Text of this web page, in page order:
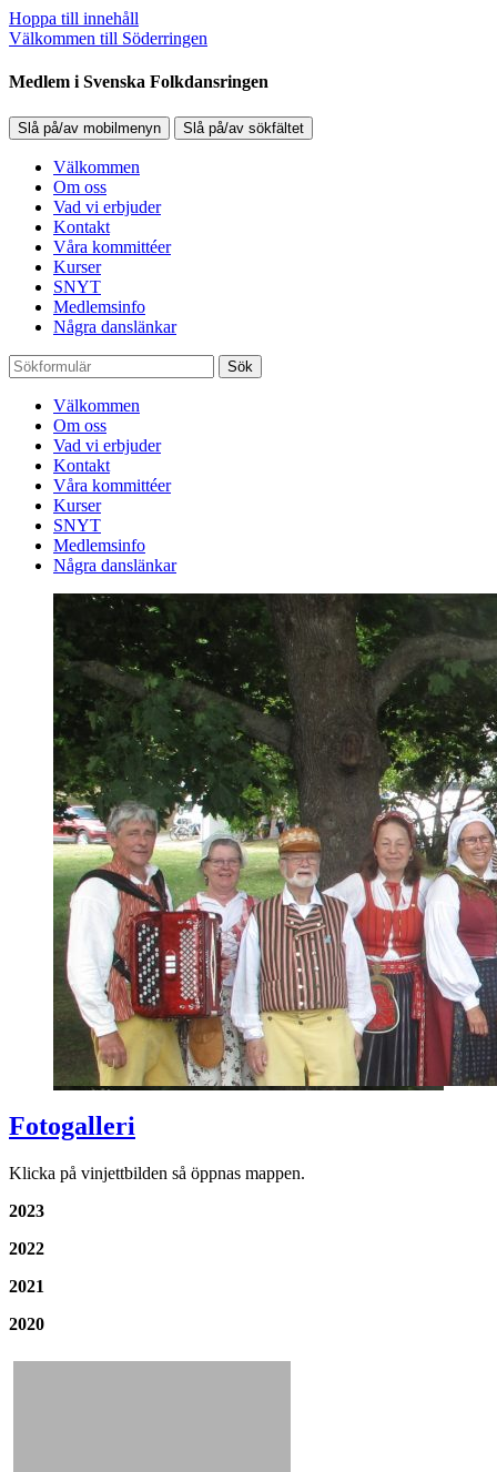
Hoppa till innehåll
Välkommen till Söderringen
Medlem i Svenska Folkdansringen
Slå på/av mobilmenyn Slå på/av sökfältet
Välkommen
Om oss
Vad vi erbjuder
Kontakt
Våra kommittéer
Kurser
SNYT
Medlemsinfo
Några danslänkar
Sök
Välkommen
Om oss
Vad vi erbjuder
Kontakt
Våra kommittéer
Kurser
SNYT
Medlemsinfo
Några danslänkar
Fotogalleri
Klicka på vinjettbilden så öppnas mappen.
2023
2022
2021
2020